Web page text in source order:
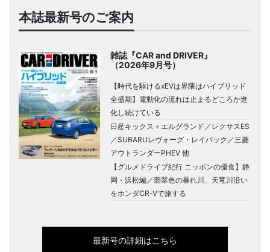
本誌最新号のご案内
雑誌『CAR and DRIVER』
（2026年9月号）
【時代を駆けるxEVは界隈はハイブリッド
全盛期】電動化の流れは止まるどころか進
化し続けている
日産キックス＋エルグランド／レクサスES
／SUBARUレヴォーグ・レイバック／三菱
アウトランダーPHEV 他
【グルメドライブ紀行 ニッポンの優食】静
岡・浜松編／翡翠色の暴れ川、天竜川沿い
をホンダCR-Vで旅する
最新号の詳細はこちら